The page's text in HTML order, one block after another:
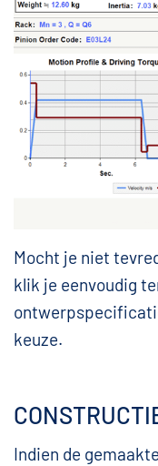
Mocht je niet
klik je eenvoudig
keuze.
Indien de